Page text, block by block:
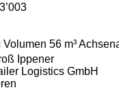
Volumen 56 m³
Ippener
Logistics GmbH